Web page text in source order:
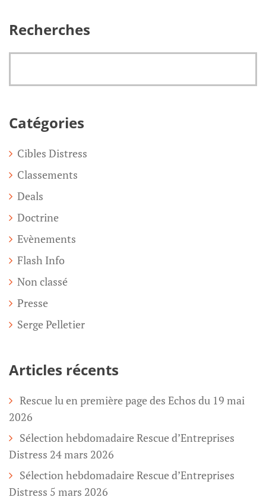
Recherches
Catégories
Cibles Distress
Classements
Deals
Doctrine
Evènements
Flash Info
Non classé
Presse
Serge Pelletier
Articles récents
Rescue lu en première page des Echos du 19 mai
2026
Sélection hebdomadaire Rescue d’Entreprises
Distress 24 mars 2026
Sélection hebdomadaire Rescue d’Entreprises
Distress 5 mars 2026